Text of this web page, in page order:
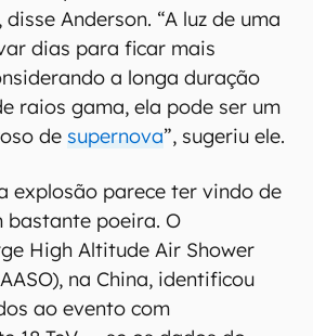
Anderson. “A luz de uma
dias para ficar mais
a longa duração
raios gama, ela pode ser um
de supernova”, sugeriu ele.
explosão parece ter vindo de
bastante poeira. O
High Altitude Air Shower
na China, identificou
ao evento com